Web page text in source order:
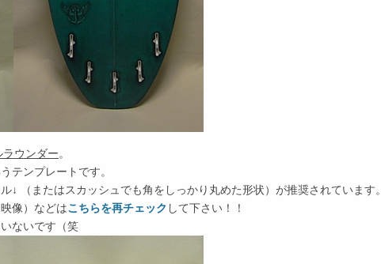
ラウンダー。
テンプレートです。
↓ （またはスカッシュでも角をしっかり丸めた形状）が推奨されています。
像）などはこちらを再チェック して下さい！！
ないです（笑